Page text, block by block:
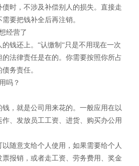
时，不涉及补偿别人的损失。直接走
要把钱补全后再注销。
经营了
还上。“认缴制“只是不用现在一次
法律责任是在的。你需要按照你所占
务责任。
吗？
，就是公司用来花的。一般应用在以
、发放员工工资、进货、购买办公用
意支给个人使用，如果需要给个人
报销，或者走工资、劳务费用、奖金